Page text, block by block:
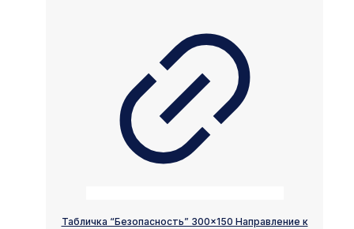
Табличка “Безопасность” 300×150 Направление к